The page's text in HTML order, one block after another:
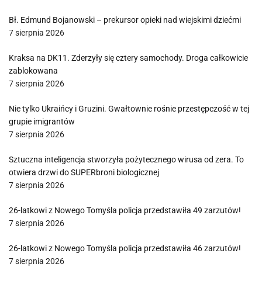
Bł. Edmund Bojanowski – prekursor opieki nad wiejskimi dziećmi
7 sierpnia 2026
Kraksa na DK11. Zderzyły się cztery samochody. Droga całkowicie
zablokowana
7 sierpnia 2026
Nie tylko Ukraińcy i Gruzini. Gwałtownie rośnie przestępczość w tej
grupie imigrantów
7 sierpnia 2026
Sztuczna inteligencja stworzyła pożytecznego wirusa od zera. To
otwiera drzwi do SUPERbroni biologicznej
7 sierpnia 2026
26-latkowi z Nowego Tomyśla policja przedstawiła 49 zarzutów!
7 sierpnia 2026
26-latkowi z Nowego Tomyśla policja przedstawiła 46 zarzutów!
7 sierpnia 2026